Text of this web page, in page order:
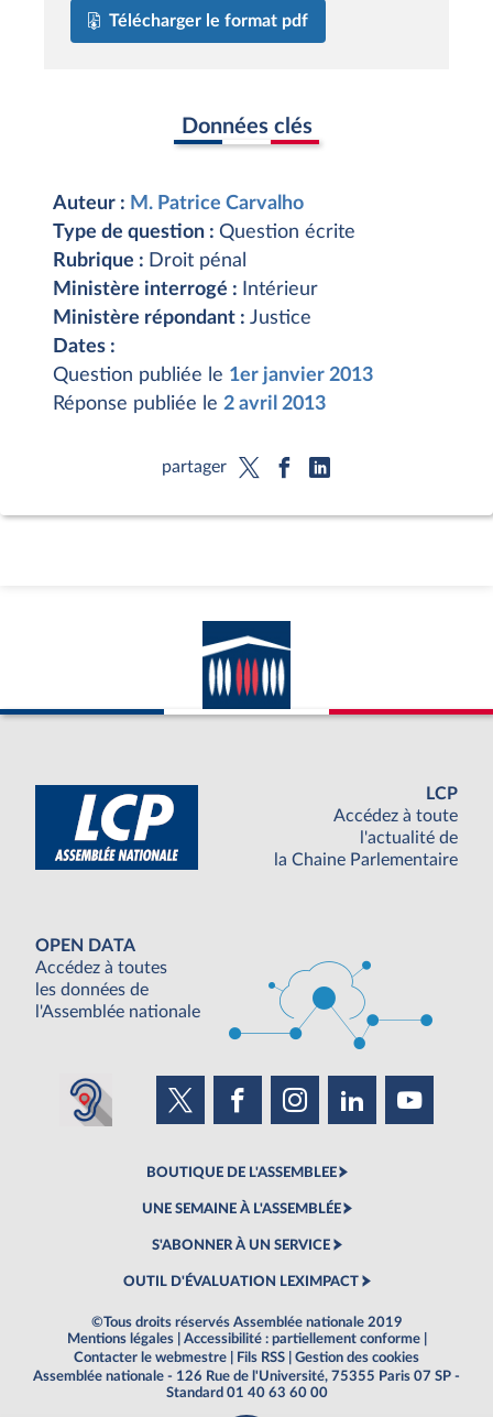
Télécharger le format pdf
Données clés
Auteur : M. Patrice Carvalho
Type de question : Question écrite
Rubrique : Droit pénal
Ministère interrogé :
Intérieur
Ministère répondant : Justice
Dates :
Question publiée le 1er janvier 2013
Réponse publiée le 2 avril 2013
partager
LCP
Accédez à toute
l'actualité de
la Chaine Parlementaire
OPEN DATA
Accédez à toutes
les données de
l'Assemblée nationale
BOUTIQUE DE L'ASSEMBLEE
UNE SEMAINE À L'ASSEMBLÉE
S'ABONNER À UN SERVICE
OUTIL D'ÉVALUATION LEXIMPACT
©Tous droits réservés Assemblée nationale 2019
Mentions légales
Accessibilité : partiellement conforme
Contacter le webmestre
Fils RSS
Gestion des cookies
Assemblée nationale - 126 Rue de l'Université, 75355 Paris 07 SP -
Standard 01 40 63 60 00